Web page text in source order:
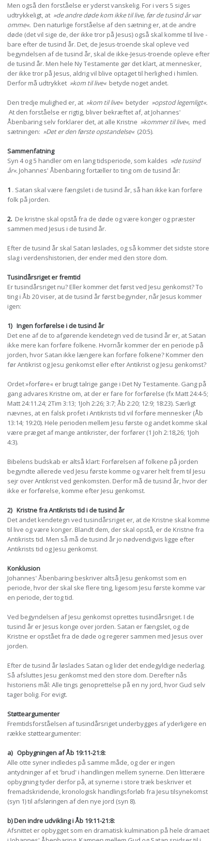
Men også den forståelse er yderst vanskelig. For i vers 5 siges
udtrykkeligt, at »de andre døde kom ikke til live, før de tusind år var
omme«. Den naturlige forståelse af den sætning er, at de andre
døde (det vil sige de, der ikke tror på Jesus) også skal komme til live -
bare efter de tusind år. Det, de Jesus-troende skal opleve ved
begyndelsen af de tusind år, skal de ikke-Jesus-troende opleve efter
de tusind år. Men hele Ny Testamente gør det klart, at mennesker,
der ikke tror på Jesus, aldrig vil blive optaget til herlighed i himlen.
Derfor må udtrykket »kom til live« betyde noget andet.
Den tredje mulighed er, at »kom til live« betyder »opstod legemligt«.
At den forståelse er rigtig, bliver bekræftet af, at Johannes'
Åbenbaring selv forklarer det, at alle Kristne »kommer til live«, med
sætningen: »Det er den første opstandelse« (20:5).
Sammenfatning
Syn 4 og 5 handler om en lang tidsperiode, som kaldes »de tusind
år«. Johannes' Åbenbaring fortæller to ting om de tusind år:
1 . Satan skal være fængslet i de tusind år, så han ikke kan forføre
folk på jorden.
2. De kristne skal opstå fra de døde og være konger og præster
sammen med Jesus i de tusind år.
Efter de tusind år skal Satan løslades, og så kommer det sidste store
slag i verdenshistorien, der ender med den store dom.
Tusindårsriget er fremtid
Er tusindårsriget nu? Eller kommer det først ved Jesu genkomst? To
ting i Åb 20 viser, at de tusind år først begynder, når Jesus kommer
igen:
1) Ingen forførelse i de tusind år
Det ene af de to afgørende kendetegn ved de tusind år er, at Satan
ikke mere kan forføre folkene. Hvornår kommer der en periode på
jorden, hvor Satan ikke længere kan forføre folkene? Kommer den
før Antikrist og Jesu genkomst eller efter Antikrist og Jesu genkomst?
Ordet »forføre« er brugt talrige gange i Det Ny Testamente. Gang på
gang advares Kristne om, at der er fare for forførelse (fx Matt 24:4-5;
Matt 24:11.24; 2Tim 3:13; 1Joh 2:26; 3:7; Åb 2:20; 12:9; 18:23). Særligt
nævnes, at en falsk profet i Antikrists tid vil forføre mennesker (Åb
13:14; 19:20). Hele perioden mellem Jesu første og andet komme skal
være præget af mange antikrister, der forfører (1 Joh 2:18,26; 1Joh
4:3).
Bibelens budskab er altså klart: Forførelsen af folkene på jorden
begyndte allerede ved Jesu første komme og varer helt frem til Jesu
sejr over Antikrist ved genkomsten. Derfor må de tusind år, hvor der
ikke er forførelse, komme efter Jesu genkomst.
2) Kristne fra Antikrists tid i de tusind år
Det andet kendetegn ved tusindårsriget er, at de Kristne skal komme
til live og være konger. Blandt dem, der skal opstå, er de Kristne fra
Antikrists tid. Men så må de tusind år jo nødvendigvis ligge efter
Antikrists tid og Jesu genkomst.
Konklusion
Johannes' Åbenbaring beskriver altså Jesu genkomst som en
periode, hvor der skal ske flere ting, ligesom Jesu første komme var
en periode, der tog tid.
Ved begyndelsen af Jesu genkomst oprettes tusindårsriget. I de
tusind år er Jesus konge over jorden. Satan er fængslet, og de
Kristne er opstået fra de døde og regerer sammen med Jesus over
jorden.
Efter de tusind år løslades Satan og lider det endegyldige nederlag.
Så afsluttes Jesu genkomst med den store dom. Derefter nås
historiens mål: Alle tings genoprettelse på en ny jord, hvor Gud selv
tager bolig. For evigt.
Støtteargumenter
Fremtidsforståelsen af tusindårsriget underbygges af yderligere en
række støtteargumenter:
a) Opbygningen af Åb 19:11-21:8:
Alle otte syner indledes på samme måde, og der er ingen
antydninger af et 'brud' i handlingen mellem synerne. Den litterære
opbygning tyder derfor på, at synerne i store træk beskriver et
fremadskridende, kronologisk handlingsforløb fra Jesu tilsynekomst
(syn 1) til afsløringen af den nye jord (syn 8).
b) Den indre udvikling i Åb 19:11-21:8:
Afsnittet er opbygget som en dramatisk kulmination på hele dramaet